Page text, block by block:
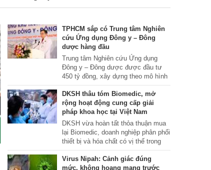
TPHCM sắp có Trung tâm Nghiên
cứu Ứng dụng Đông y – Đông
dược hàng đầu
Trung tâm Nghiên cứu Ứng dụng
Đông y – Đông dược được đầu tư
450 tỷ đồng, xây dựng theo mô hình
hiện đại, tích hợp nghiên cứu, sản
xuất thuốc, khám chữa bệnh và đào
tạo, hướng tới vai trò trung tâm
Đông y, Đông dược hiện đại hàng
đầu khu vực phía Nam.
DKSH thâu tóm Biomedic, mở
rộng hoạt động cung cấp giải
pháp khoa học tại Việt Nam
DKSH vừa hoàn tất thỏa thuận mua
lại Biomedic, doanh nghiệp phân phối
thiết bị và hóa chất có vị thế trong
lĩnh vực công nghệ sinh học và chẩn
đoán tại Việt Nam. Thương vụ này
tiếp tục củng cố mảng giải pháp khoa
Virus Nipah: Cảnh giác đúng
mức, không hoang mang trước